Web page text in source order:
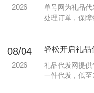
2026
单号网为礼品
处理订单，保
08/04
2026
礼品代发网提
一件代发，低